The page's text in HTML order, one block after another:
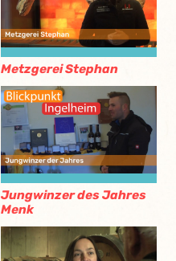
Metzgerei Stephan
Jungwinzer des Jahres
Menk